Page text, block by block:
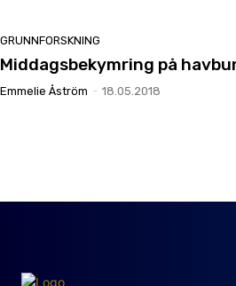
GRUNNFORSKNING
Middagsbekymring på
Emmelie Åström - 18.05.2018